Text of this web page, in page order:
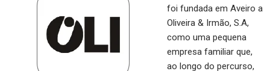
foi fundada em Aveiro a
Oliveira & Irmão, S.A,
como uma pequena
empresa familiar que,
ao longo do percurso,